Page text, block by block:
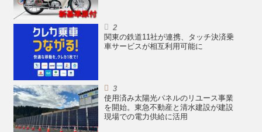
関東の鉄道11社が連携、タッチ決済乗
車サービスが相互利用可能に
使用済み太陽光パネルのリユース事業
を開始。東急不動産と清水建設が建設
現場での電力供給に活用